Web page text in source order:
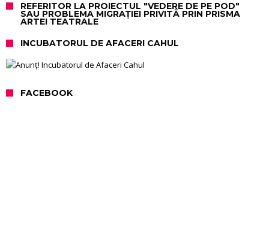
REFERITOR LA PROIECTUL "VEDERE DE PE POD"
SAU PROBLEMA MIGRAȚIEI PRIVITĂ PRIN PRISMA
ARTEI TEATRALE
INCUBATORUL DE AFACERI CAHUL
FACEBOOK